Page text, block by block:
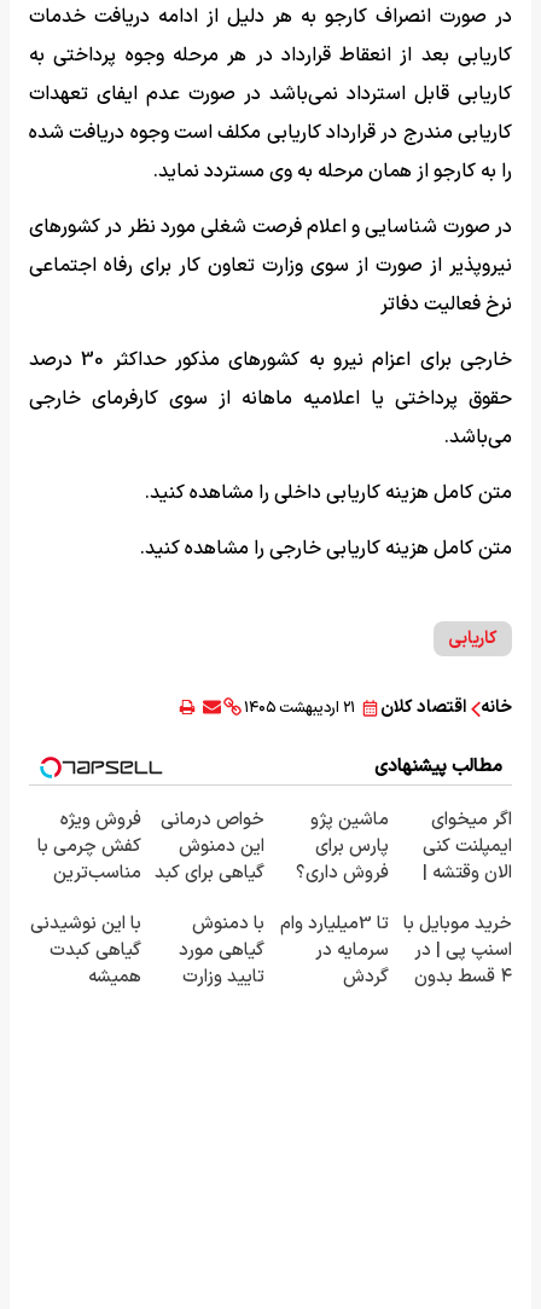
در صورت انصراف کارجو به هر دلیل از ادامه دریافت خدمات
کاریابی بعد از انعقاط قرارداد در هر مرحله وجوه پرداختی به
کاریابی قابل استرداد نمی‌باشد در صورت عدم ایفای تعهدات
کاریابی مندرج در قرارداد کاریابی مکلف است وجوه دریافت شده
را به کارجو از همان مرحله به وی مستردد نماید.
در صورت شناسایی و اعلام فرصت شغلی مورد نظر در کشورهای
نیروپذیر از صورت از سوی وزارت تعاون کار برای رفاه اجتماعی
نرخ فعالیت دفاتر
خارجی برای اعزام نیرو به کشورهای مذکور حداکثر 30 درصد
حقوق پرداختی یا اعلامیه ماهانه از سوی کارفرمای خارجی
می‌باشد.
متن کامل هزینه کاریابی داخلی را مشاهده کنید.
متن کامل هزینه کاریابی خارجی را مشاهده کنید.
کاریابی
خانه اقتصاد کلان ۲۱ اردیبهشت ۱۴۰۵
مطالب پیشنهادی
اگر میخوای
ایمپلنت کنی
الان وقتشه |
میلیون
تومان!!!
ماشین پژو
پارس برای
فروش داری؟
بفروشش
خواص درمانی
این دمنوش
گیاهی برای کبد
خبرید!
فروش ویژه
کفش چرمی با
مناسب‌ترین
اقساطی
خرید موبایل با
اسنپ پی | در
۴ قسط بدون
تا 3میلیارد وام
سرمایه در
گردش
با دمنوش
گیاهی مورد
تایید وزارت
با این نوشیدنی
گیاهی کبدت
همیشه